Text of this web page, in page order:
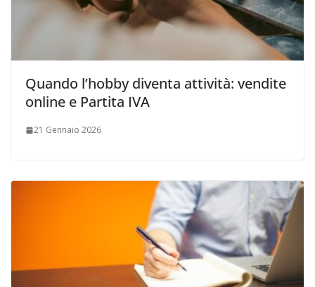
Quando l’hobby diventa attività: vendite
online e Partita IVA
21 Gennaio 2026